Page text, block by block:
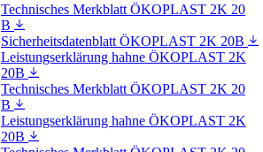
Technisches Merkblatt ÖKOPLAST 2K 20
B
Sicherheitsdatenblatt ÖKOPLAST 2K 20B
Leistungserklärung hahne ÖKOPLAST 2K
20B
Technisches Merkblatt ÖKOPLAST 2K 20
B
Leistungserklärung hahne ÖKOPLAST 2K
20B